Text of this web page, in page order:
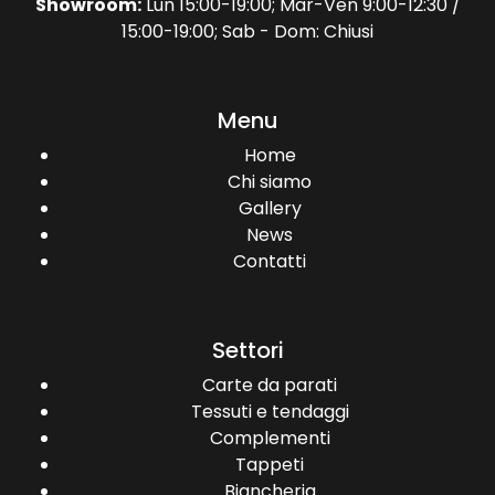
Showroom:Lun 15:00-19:00; Mar-Ven 9:00-12:30 /
15:00-19:00; Sab - Dom: Chiusi
Menu
Home
Chi siamo
Gallery
News
Contatti
Settori
Carte da parati
Tessuti e tendaggi
Complementi
Tappeti